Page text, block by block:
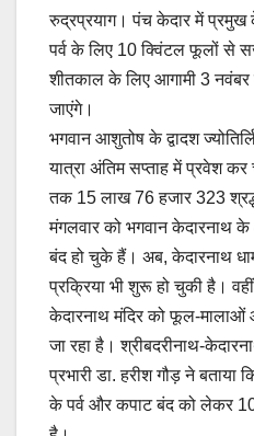
e
b
o
o
k
s
A
p
रुद्रप्रयाग। पंच केदार में प्रमुख
पर्व के लिए 10 ​क्विंटल फूलों से
शीतकाल के लिए आगामी 3
जाएंगे।
भगवान आशुतोष के द्वादश
यात्रा अंतिम सप्ताह में प्रवेश
तक 15 लाख 76 हजार 323
मंगलवार को भगवान केदारनाथ
बंद हो चुके हैं। अब, केदारनाथ
प्रक्रिया भी शुरू हो चुकी है।
केदारनाथ मंदिर को फूल-मालाओं
जा रहा है। श्रीबदरीनाथ-
प्रभारी डा. हरीश गौड़ ने बताया
के पर्व और कपाट बंद को लेकर